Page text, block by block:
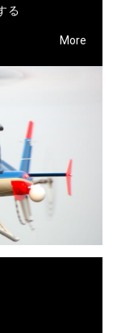
る
More